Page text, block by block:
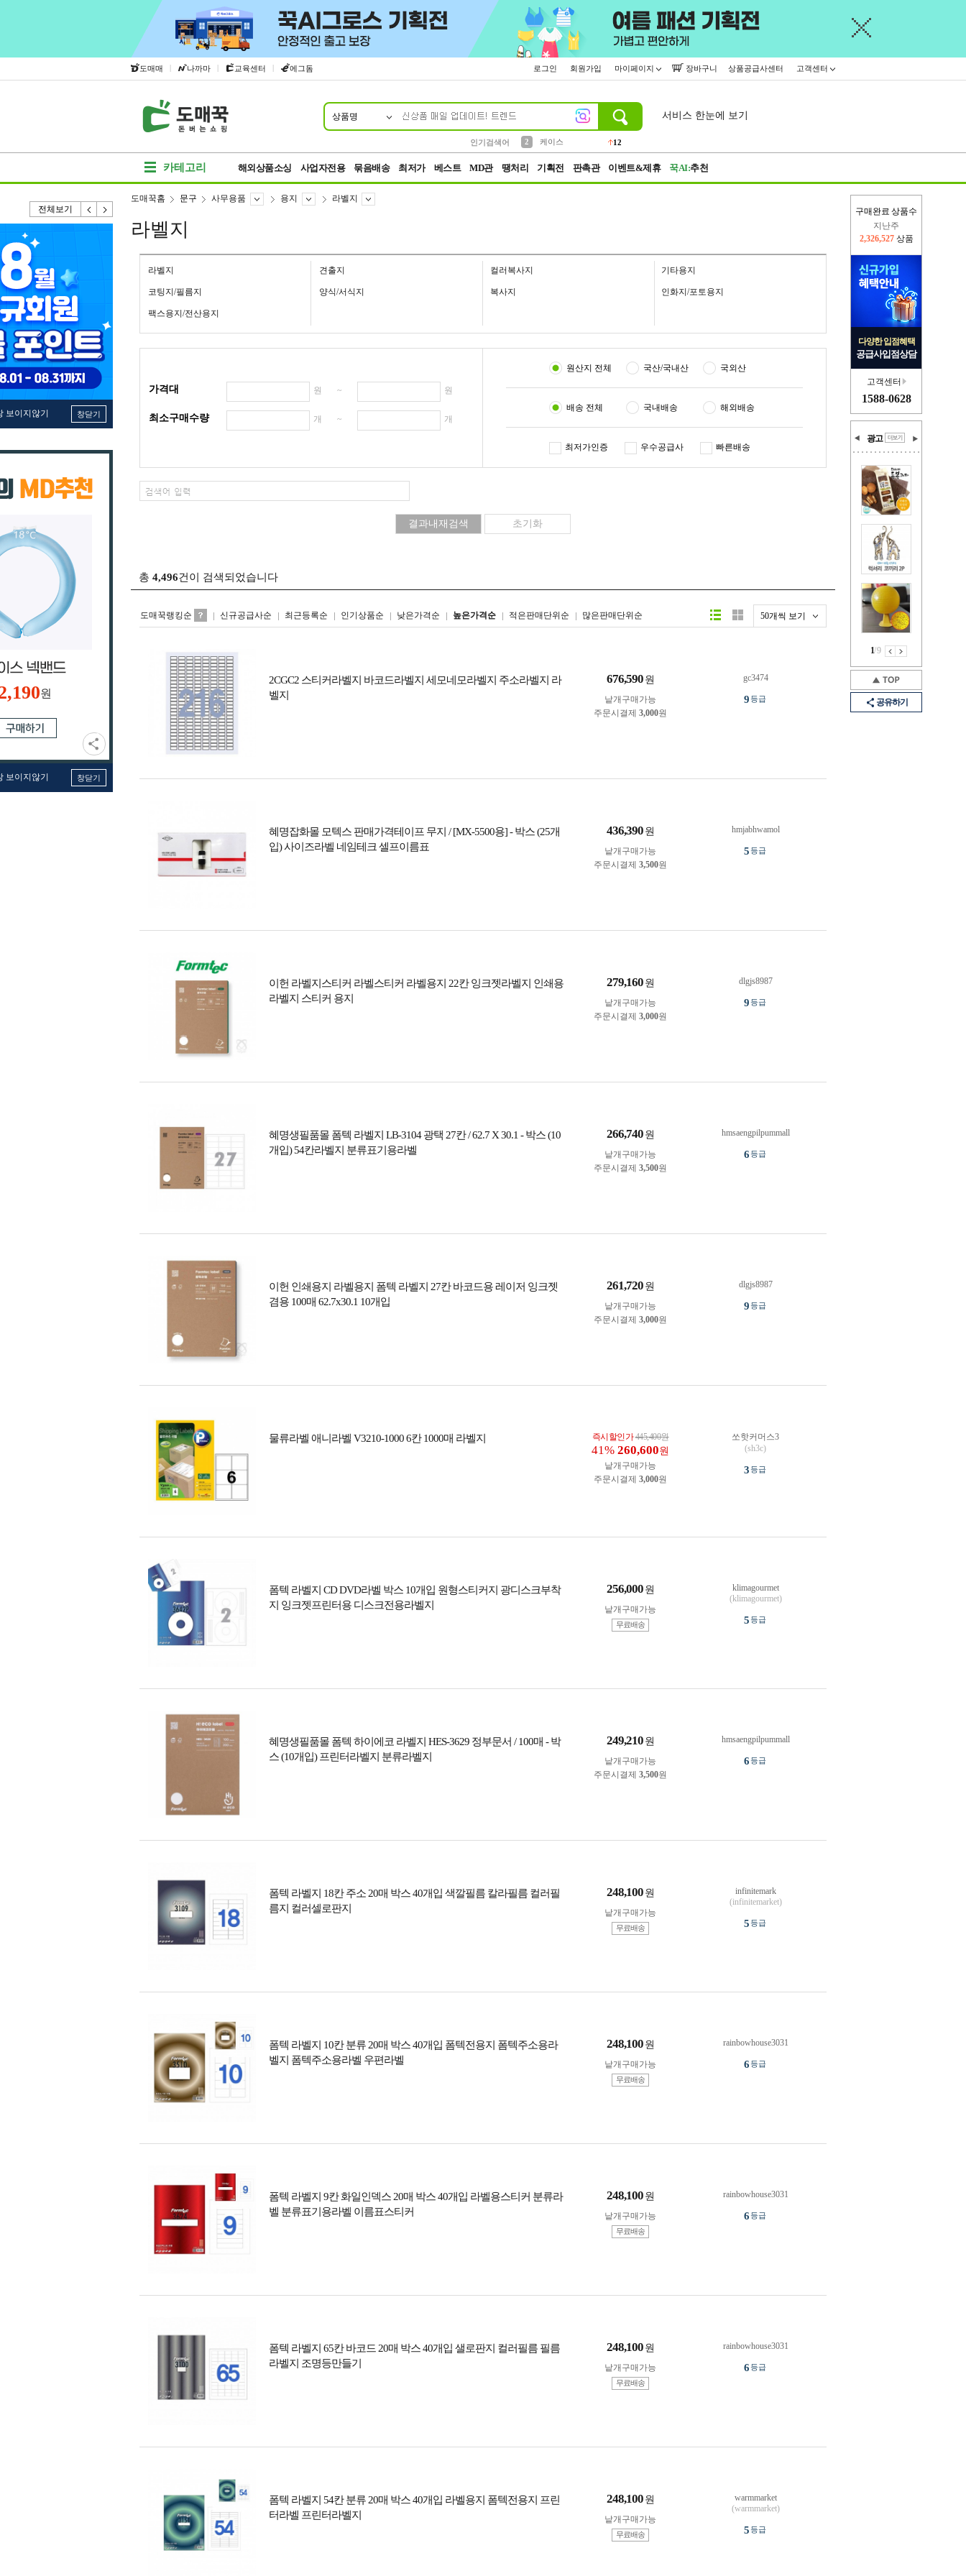
도매매 | 나까마 | 교육센터 | 에그돔 로그인 회원가입 마이페이지 장바구니 상품공급사센터 고객센터
상품명
인기검색어
2
케이스
12
서비스 한눈에 보기
카테고리 해외상품소싱 사업자전용 묶음배송 최저가 베스트 MD관 땡처리 기획전 판촉관 이벤트&제휴 꾹AI:추천
전체보기
보이지않기 창닫기
원
보이지않기 창닫기
구매완료 상품수
이번주
2,281,132 상품
다양한 입점혜택
공급사입점상담
고객센터
1588-0628
광고
1/9
공유하기
도매꾹홈 문구 사무용품 용지 라벨지
라벨지
라벨지 견출지 컬러복사지 기타용지
코팅지/필름지 양식/서식지 복사지 인화지/포토용지
팩스용지/전산용지
가격대 원 ~ 원
최소구매수량 개 ~ 개
원산지 전체 국산/국내산 국외산
배송 전체 국내배송 해외배송
최저가인증 우수공급사 빠른배송
총 4,496건이 검색되었습니다
도매꾹랭킹순 신규공급사순 최근등록순 인기상품순 낮은가격순 높은가격순 적은판매단위순 많은판매단위순 50개씩 보기
리스트형갤러리형
2CGC2 스티커라벨지 바코드라벨지 세모네모라벨지 주소라벨지 라
벨지
676,590 원
낱개구매가능
주문시결제 3,000원
gc3474
9등급
혜명잡화몰 모텍스 판매가격테이프 무지 / [MX-5500용] - 박스 (25개
입) 사이즈라벨 네임테크 셀프이름표
436,390 원
낱개구매가능
주문시결제 3,500원
hmjabhwamol
5등급
이헌 라벨지스티커 라벨스티커 라벨용지 22칸 잉크젯라벨지 인쇄용
라벨지 스티커 용지
279,160 원
낱개구매가능
주문시결제 3,000원
dlgjs8987
9등급
혜명생필품몰 폼텍 라벨지 LB-3104 광택 27칸 / 62.7 X 30.1 - 박스 (10
개입) 54칸라벨지 분류표기용라벨
266,740 원
낱개구매가능
주문시결제 3,500원
hmsaengpilpummall
6등급
이헌 인쇄용지 라벨용지 폼텍 라벨지 27칸 바코드용 레이저 잉크젯
겸용 100매 62.7x30.1 10개입
261,720 원
낱개구매가능
주문시결제 3,000원
dlgjs8987
9등급
물류라벨 애니라벨 V3210-1000 6칸 1000매 라벨지 즉시할인가445,400원
41% 260,600원
낱개구매가능
주문시결제 3,000원
쏘핫커머스3
(sh3c)
3등급
폼텍 라벨지 CD DVD라벨 박스 10개입 원형스티커지 광디스크부착
지 잉크젯프린터용 디스크전용라벨지
256,000 원
낱개구매가능
무료배송
klimagourmet
(klimagourmet)
5등급
혜명생필품몰 폼텍 하이에코 라벨지 HES-3629 정부문서 / 100매 - 박
스 (10개입) 프린터라벨지 분류라벨지
249,210 원
낱개구매가능
주문시결제 3,500원
hmsaengpilpummall
6등급
폼텍 라벨지 18칸 주소 20매 박스 40개입 색깔필름 칼라필름 컬러필
름지 컬러셀로판지
248,100 원
낱개구매가능
무료배송
infinitemark
(infinitemarket)
5등급
폼텍 라벨지 10칸 분류 20매 박스 40개입 폼텍전용지 폼텍주소용라
벨지 폼텍주소용라벨 우편라벨
248,100 원
낱개구매가능
무료배송
rainbowhouse3031
6등급
폼텍 라벨지 9칸 화일인덱스 20매 박스 40개입 라벨용스티커 분류라
벨 분류표기용라벨 이름표스티커
248,100 원
낱개구매가능
무료배송
rainbowhouse3031
6등급
폼텍 라벨지 65칸 바코드 20매 박스 40개입 샐로판지 컬러필름 필름
라벨지 조명등만들기
248,100 원
낱개구매가능
무료배송
rainbowhouse3031
6등급
폼텍 라벨지 54칸 분류 20매 박스 40개입 라벨용지 폼텍전용지 프린
터라벨 프린터라벨지
248,100 원
낱개구매가능
무료배송
warmmarket
(warmmarket)
5등급